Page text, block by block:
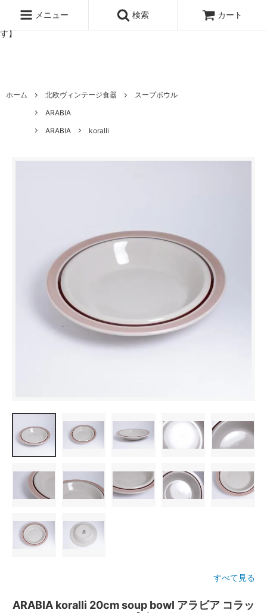
ッタのオンラインストア【アラビア,クイストゴーなどの北欧ヴィンテ
ージ食器,雅峰窯やソルテグラスジュエリーなどの作家の作品が並びま
す】
メニュー 検索 カート
ホーム 北欧ヴィンテージ食器
スープボウル
ARABIA
ARABIA
koralli
すべて見る
ARABIA koralli 20cm soup bowl アラビア コラッ